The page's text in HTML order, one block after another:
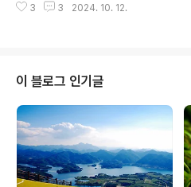
고..겨울이 따뜻하다 보니 한겨울에도 백마강
젓 그리고 깻잎 조금 샀다다른 집으로 몇 번
그런다고 다시 낚시대 잡을 일은 없겠지만..
3 3 2024. 10. 12.
이 블로그 인기글